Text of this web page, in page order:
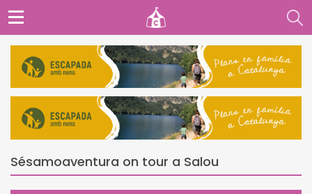
Sésamoaventura on tour a Salou